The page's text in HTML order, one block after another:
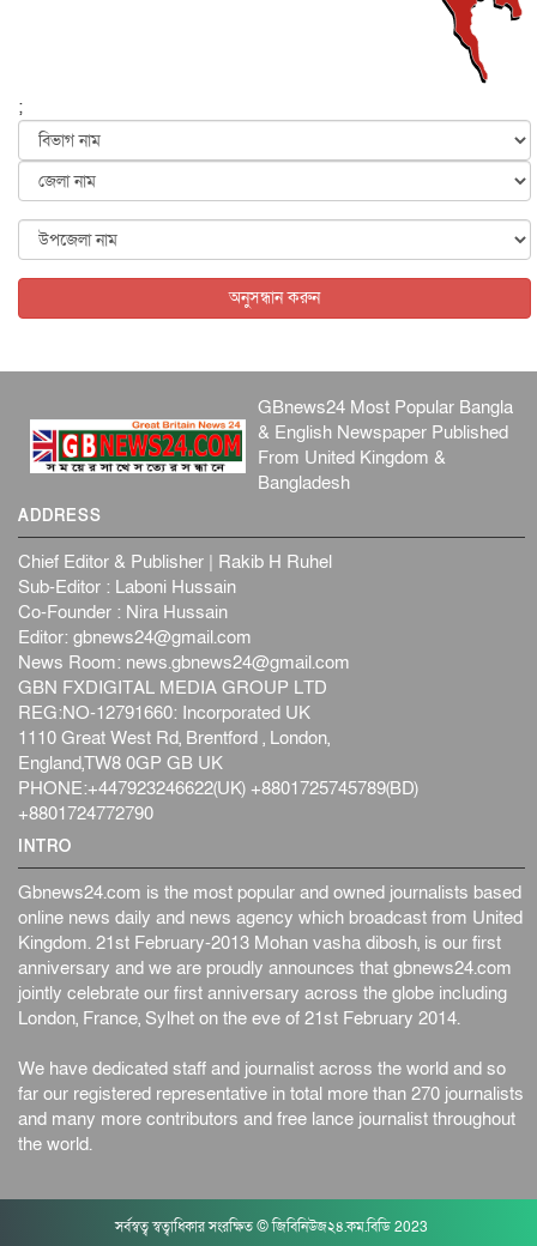
৫ আগস্ট, ২০২৬
পৃথিবীর দিকে আসছে বিধ্বংসী বস্তু, পারমাণবিক বোমা দিয়ে করা
আন্তর্জাতিক ৫ আগস্ট, ২০২৬
কেনিয়ায় ১৫ হাতির রহস্যজনক মৃত্যু, সন্দেহের মুখে কীটনাশকের
আন্তর্জাতিক ৫ আগস্ট, ২০২৬
;
অনুসন্ধান করুন
GBnews24 Most Popular Bangla
& English Newspaper Published
From United Kingdom &
Bangladesh
ADDRESS
Chief Editor & Publisher | Rakib H Ruhel
Sub-Editor : Laboni Hussain
Co-Founder : Nira Hussain
Editor: gbnews24@gmail.com
News Room: news.gbnews24@gmail.com
GBN FXDIGITAL MEDIA GROUP LTD
REG:NO-12791660: Incorporated UK
1110 Great West Rd, Brentford , London,
England,TW8 0GP GB UK
PHONE:+447923246622(UK) +8801725745789(BD)
+8801724772790
INTRO
Gbnews24.com is the most popular and owned journalists based
online news daily and news agency which broadcast from United
Kingdom. 21st February-2013 Mohan vasha dibosh, is our first
anniversary and we are proudly announces that gbnews24.com
jointly celebrate our first anniversary across the globe including
London, France, Sylhet on the eve of 21st February 2014.
We have dedicated staff and journalist across the world and so
far our registered representative in total more than 270 journalists
and many more contributors and free lance journalist throughout
the world.
সর্বস্বত্ব স্বত্বাধিকার সংরক্ষিত © জিবিনিউজ২৪.কম.বিডি 2023